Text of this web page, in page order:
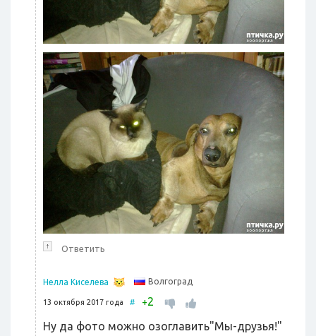
↑ Ответить
Нелла Киселева Волгоград
13 октября 2017 года # +2
Ну да фото можно озоглавить"Мы-друзья!"